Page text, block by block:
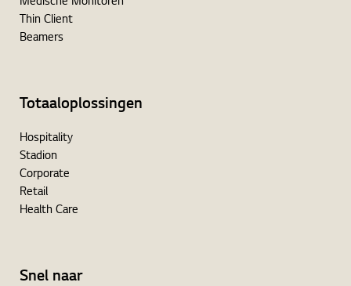
Thin Client
Beamers
Totaaloplossingen
Hospitality
Stadion
Corporate
Retail
Health Care
Snel naar